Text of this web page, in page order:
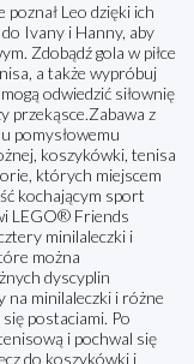
Leo dzięki ich
do Ivany i Hanny, aby
Zdobądź gola w piłce
a także wypróbuj
odwiedzić siłownię
przekąsce.Zabawa z
pomysłowemu
koszykówki, tenisa
których miejscem
kochającym sport
LEGO® Friends
minilaleczki i
można
dyscyplin
minilaleczki i różne
się postaciami. Po
i pochwal się
do koszykówki i